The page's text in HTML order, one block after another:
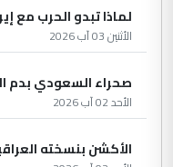
لماذا تبدو الحرب مع
الأثنين 03 آب 2026
صحراء السعودي بدم
الأحد 02 آب 2026
الأكشن بنسخته